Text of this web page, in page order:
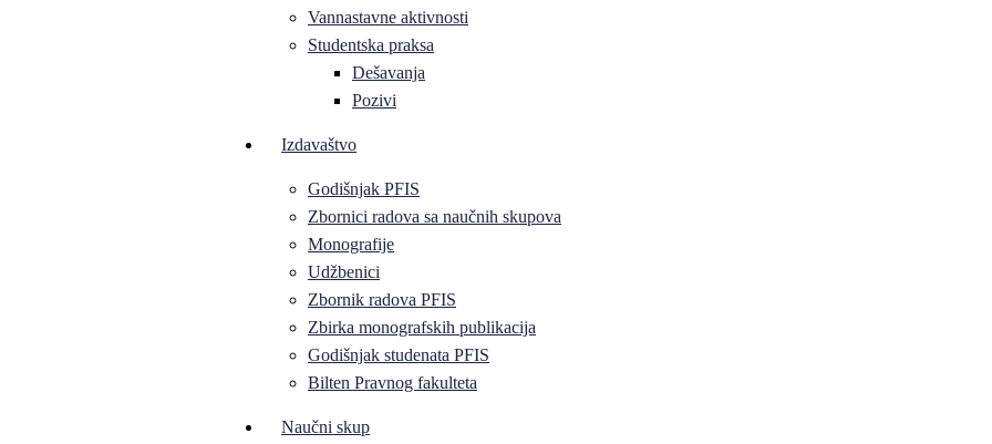
Vannastavne aktivnosti
Studentska praksa
Dešavanja
Pozivi
Izdavaštvo
Godišnjak PFIS
Zbornici radova sa naučnih skupova
Monografije
Udžbenici
Zbornik radova PFIS
Zbirka monografskih publikacija
Godišnjak studenata PFIS
Bilten Pravnog fakulteta
Naučni skup